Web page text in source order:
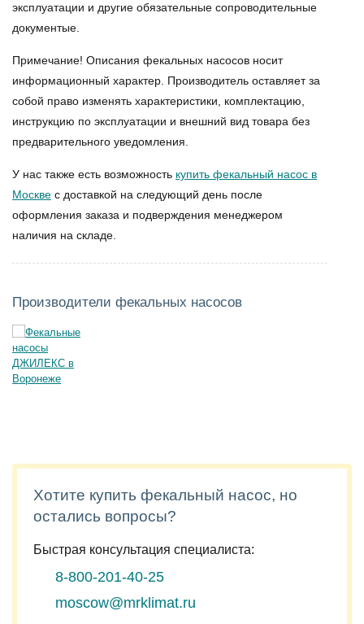
эксплуатации и другие обязательные сопроводительные
документые.
Примечание! Описания фекальных насосов носит
информационный характер. Производитель оставляет за
собой право изменять характеристики, комплектацию,
инструкцию по эксплуатации и внешний вид товара без
предварительного уведомления.
У нас также есть возможность купить фекальный насос в
Москве с доставкой на следующий день после
оформления заказа и подверждения менеджером
наличия на складе.
Производители фекальных насосов
Хотите купить фекальный насос, но
остались вопросы?
Быстрая консультация специалиста:
8-800-201-40-25
moscow@mrklimat.ru